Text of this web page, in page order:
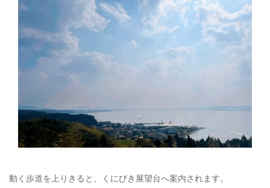
動く歩道を上りきると、くにびき展望台へ案内されます。